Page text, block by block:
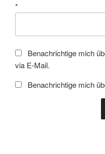
*
Benachrichtige mich
via E-Mail.
Benachrichtige mich